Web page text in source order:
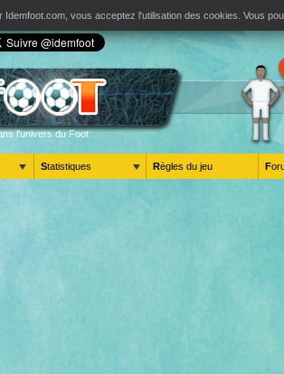
vous acceptez l'utilisation des cookies. Vous
l'univers du Foot
Statistiques Règles du jeu